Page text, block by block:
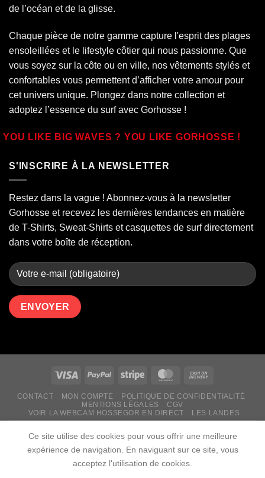
de l’océan et de la glisse.
Chaque pièce de notre gamme capture l'esprit des plages
ensoleillées et le lifestyle côtier qui nous passionne. Que
vous soyez sur la côte ou en ville, nos vêtements stylés et
confortables vous permettent d’afficher votre amour pour
cet univers unique. Plongez dans notre collection et
adoptez l’essence du surf avec Gorhosse !
YOU LIKE BIG WAVES ? YOU LIKE GORHOSSE !
S'INSCRIRE À LA NEWSLETTER
Restez dans la vague ! Abonnez-vous à la newsletter
Gorhosse et recevez les dernières tendances en matière
de T-Shirts, Sweat-Shirts et casquettes de surf directement
dans votre boîte de réception.
CONTACT MON COMPTE
POLITIQUE DE CONFIDENTIALITÉ
MENTIONS LÉGALES
CGV
VOIR LA WEBCAM HOSSEGOR EN DIRECT
LES LANDES
l'Union Européenne (MUE) N° : 019017499 | RCS : Angers N°
517 988 605
Ce site utilise des cookies pour vous offrir une meilleure
expérience de navigation. En naviguant sur ce site, vous
acceptez l'utilisation de cookies.